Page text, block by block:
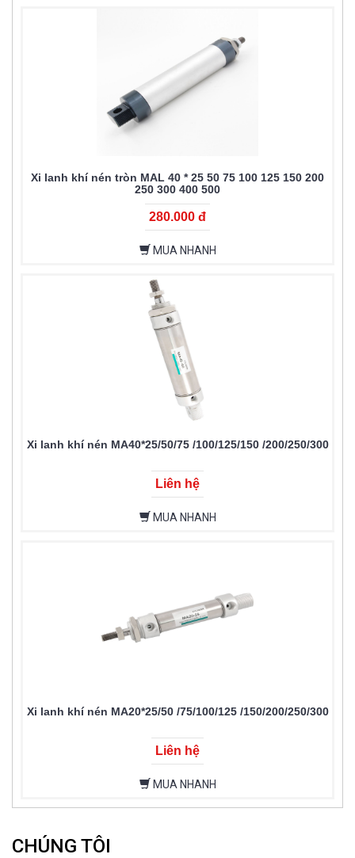
Xi lanh khí nén tròn MAL 40 * 25 50 75 100 125 150 200
250 300 400 500
280.000 đ
MUA NHANH
Xi lanh khí nén MA40*25/50/75 /100/125/150 /200/250/300
Liên hệ
MUA NHANH
Xi lanh khí nén MA20*25/50 /75/100/125 /150/200/250/300
Liên hệ
MUA NHANH
CHÚNG TÔI